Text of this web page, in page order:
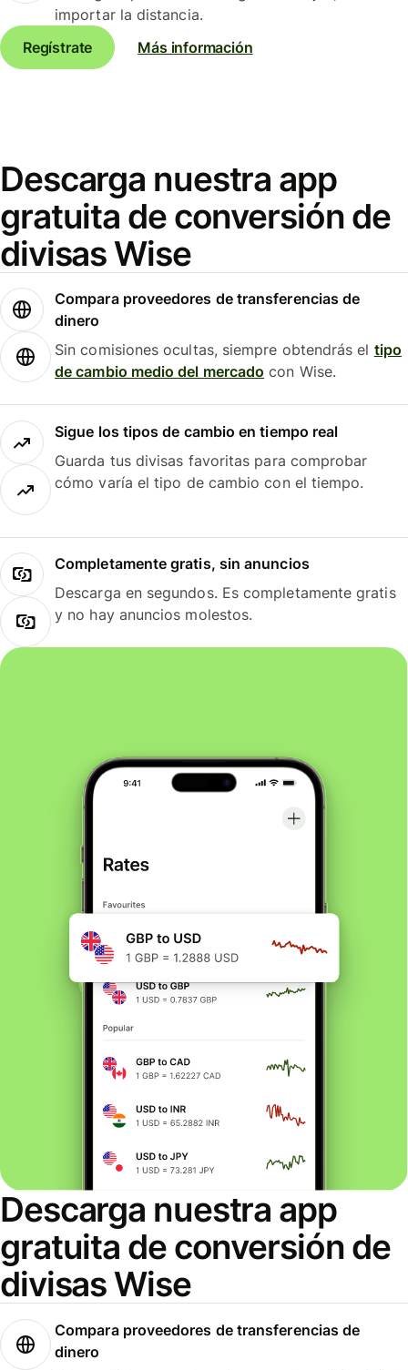
importar la distancia.
Regístrate
Más información
Descarga nuestra app
gratuita de conversión de
divisas Wise
Compara proveedores de transferencias de
dinero
Sin comisiones ocultas, siempre obtendrás el tipo
de cambio medio del mercado con Wise.
Sigue los tipos de cambio en tiempo real
Guarda tus divisas favoritas para comprobar
cómo varía el tipo de cambio con el tiempo.
Completamente gratis, sin anuncios
Descarga en segundos. Es completamente gratis
y no hay anuncios molestos.
Descarga nuestra app
gratuita de conversión de
divisas Wise
Compara proveedores de transferencias de
dinero